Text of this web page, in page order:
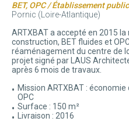
BET, OPC / Établissement public
Pornic (Loire-Atlantique)
ARTXBAT a accepté en 2015 la
construction, BET fluides et
réaménagement du centre de
projet signé par LAUS
après 6 mois de travaux.
Mission ARTXBAT :
OPC
Surface : 150 m²
Livraison : 2016